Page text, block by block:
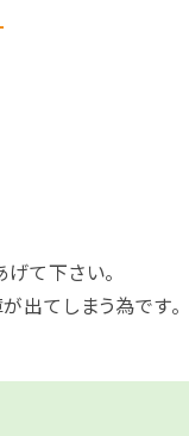
て下さい。
出てしまう為です。